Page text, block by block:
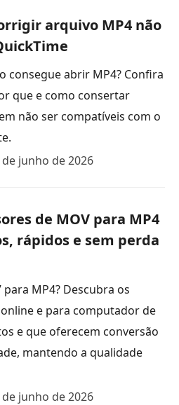
arquivo MP4 não
consegue abrir MP4? Confira
que e como consertar
não ser compatíveis com o
de junho de 2026
de MOV para MP4
rápidos e sem perda
MP4? Descubra os
e para computador de
e que oferecem conversão
mantendo a qualidade
de junho de 2026